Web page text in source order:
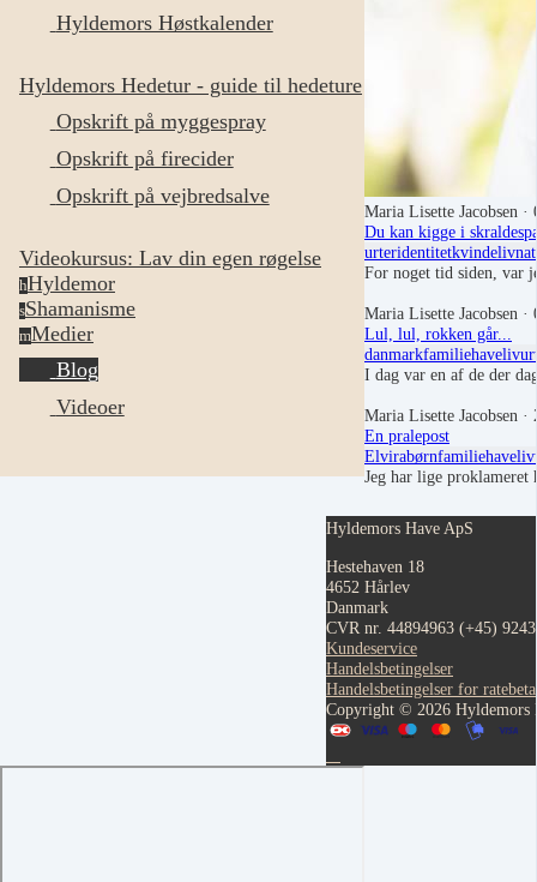
Hyldemors Høstkalender
Hyldemors Hedetur - guide til hedeture
Opskrift på myggespray
Opskrift på firecider
Opskrift på vejbredsalve
Videokursus: Lav din egen røgelse
hHyldemor
sShamanisme
mMedier
Blog
Videoer
Maria Lisette Jacobsen ·
Du kan kigge i
urteridentitetkvindeliv
For noget tid siden, var
Maria Lisette Jacobsen ·
Lul, lul, rokken går...
danmarkfamiliehaveliv
I dag var en af de der
Maria Lisette Jacobsen ·
En pralepost
Elvirabørnfamiliehaveliv
Jeg har lige
Hyldemors Have ApS
Hestehaven 18
4652 Hårlev
Danmark
CVR nr. 44894963 (+45)
Kundeservice
Handelsbetingelser
Handelsbetingelser for
Copyright © 2026 Hyldemors